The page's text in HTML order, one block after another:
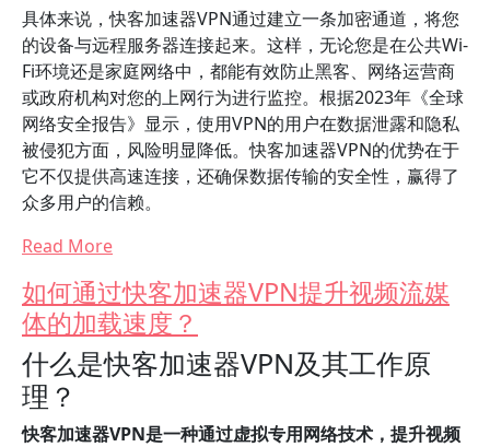
具体来说，快客加速器VPN通过建立一条加密通道，将您
的设备与远程服务器连接起来。这样，无论您是在公共Wi-
Fi环境还是家庭网络中，都能有效防止黑客、网络运营商
或政府机构对您的上网行为进行监控。根据2023年《全球
网络安全报告》显示，使用VPN的用户在数据泄露和隐私
被侵犯方面，风险明显降低。快客加速器VPN的优势在于
它不仅提供高速连接，还确保数据传输的安全性，赢得了
众多用户的信赖。
Read More
如何通过快客加速器VPN提升视频流媒
体的加载速度？
什么是快客加速器VPN及其工作原
理？
快客加速器VPN是一种通过虚拟专用网络技术，提升视频